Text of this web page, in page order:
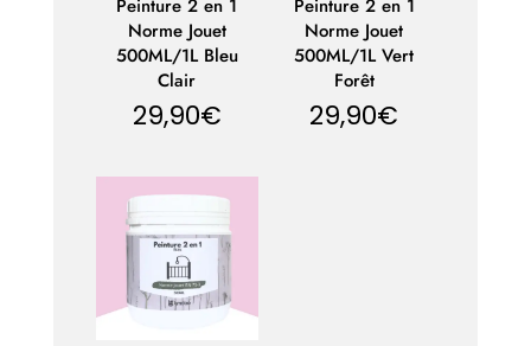
Peinture 2 en 1
Norme Jouet
500ML/1L Bleu
Clair
29,90€
Peinture 2 en 1
Norme Jouet
500ML/1L Vert
Forêt
29,90€